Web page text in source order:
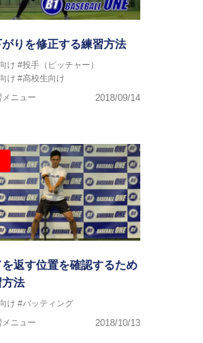
がりを修正する練習方法
け #投手（ピッチャー）
け #高校生向け
メニュー
2018/09/14
返す位置を確認するため
法
け #バッティング
ニュー
2018/10/13